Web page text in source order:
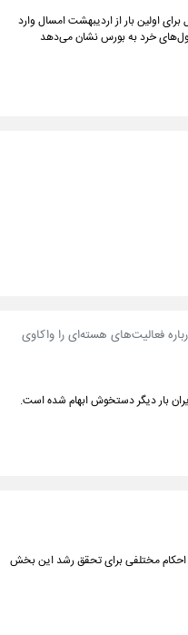
کل برای اولین بار از اردیبهشت امسال وارد
پول‌های خرد به بورس نشان می‌دهد
فعالیت‌های هسته‌ای را واکاوی
بار دیگر دستخوش ابهام شده است.
احکام مختلفی برای تحقق رشد این بخش